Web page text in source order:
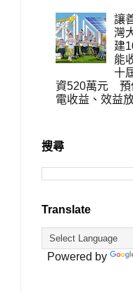
讓
灣
建
能
十
資520萬元 預
電收益、效益
搜尋
Translate
Powered by